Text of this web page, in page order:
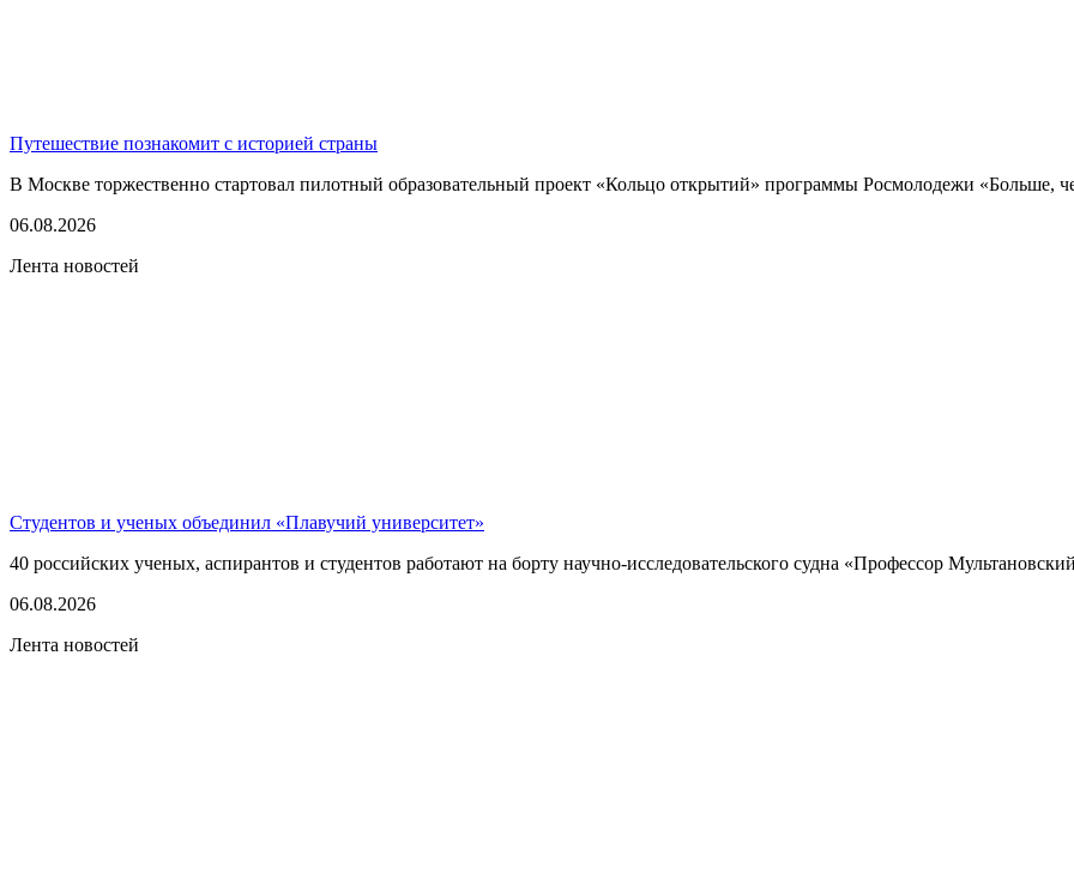
Путешествие познакомит с историей страны
В Москве торжественно стартовал пилотный образовательный проект «Кольцо открытий» программы Росмолодежи «Больше,
06.08.2026
Лента новостей
Студентов и ученых объединил «Плавучий университет»
40 российских ученых, аспирантов и студентов работают на борту научно-исследовательского судна «Профессор
06.08.2026
Лента новостей